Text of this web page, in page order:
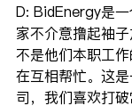
D: BidEnergy是
家不介意撸起袖
不是他们本职工
在互相帮忙。这
司，我们喜欢打破